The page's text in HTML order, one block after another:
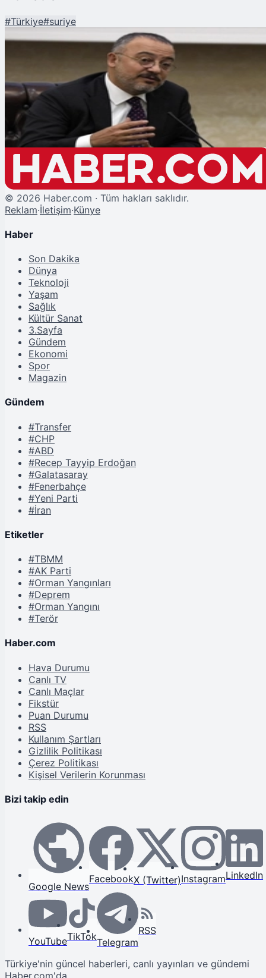
#Türkiye#suriye
Şam Büyükelçisi Nuh Yılmaz'dan Suriye Mesajı
© 2026 Haber.com · Tüm hakları saklıdır.
Reklam·İletişim·Künye
Haber
Son Dakika
Dünya
Teknoloji
Yaşam
Sağlık
Kültür Sanat
3.Sayfa
Gündem
Ekonomi
Spor
Magazin
Gündem
#Transfer
#CHP
#ABD
#Recep Tayyip Erdoğan
#Galatasaray
#Fenerbahçe
#Yeni Parti
#İran
Etiketler
#TBMM
#AK Parti
#Orman Yangınları
#Deprem
#Orman Yangını
#Terör
Haber.com
Hava Durumu
Canlı TV
Canlı Maçlar
Fikstür
Puan Durumu
RSS
Kullanım Şartları
Gizlilik Politikası
Çerez Politikası
Kişisel Verilerin Korunması
Bizi takip edin
Google News
FacebookX (Twitter)InstagramLinkedIn
YouTubeTikTokTelegram
RSS
Türkiye'nin güncel haberleri, canlı yayınları ve gündemi